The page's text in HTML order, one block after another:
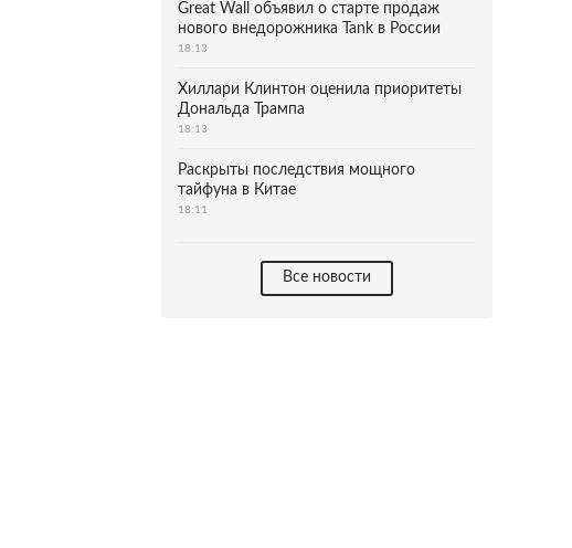
Great Wall объявил о старте продаж
нового внедорожника Tank в России
18:13
Хиллари Клинтон оценила приоритеты
Дональда Трампа
18:13
Раскрыты последствия мощного
тайфуна в Китае
18:11
Все новости